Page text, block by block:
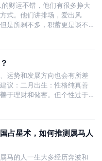
财运不错，他们有很多挣大
式。他们讲排场，爱出风
是所剩不多，积蓄更是谈不
，所以不会为金钱所困扰。
运势和发展方向也会有所差
议：二月出生：性格纯真善
于理财和储蓄。但个性过于
控制自大妄为的性格。三月
占星术，如何推测属马人
马的人一生大多经历奔波和